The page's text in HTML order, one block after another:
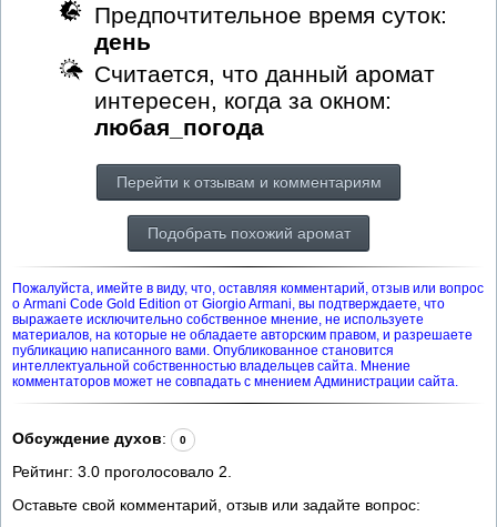
Предпочтительное время суток:
день
Считается, что данный аромат
интересен, когда за окном:
любая_погода
Перейти к отзывам и комментариям
Подобрать похожий аромат
Пожалуйста, имейте в виду, что, оставляя комментарий, отзыв или вопрос
о Armani Code Gold Edition от Giorgio Armani, вы подтверждаете, что
выражаете исключительно собственное мнение, не используете
материалов, на которые не обладаете авторским правом, и разрешаете
публикацию написанного вами. Опубликованное становится
интеллектуальной собственностью владельцев сайта. Мнение
комментаторов может не совпадать с мнением Администрации сайта.
Обсуждение духов: 0
Рейтинг: 3.0 проголосовало 2
Оставьте свой комментарий, отзыв или задайте вопрос: